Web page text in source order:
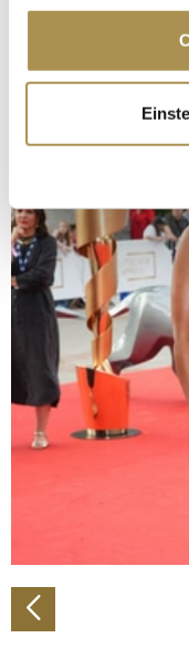
Cookie-Erklärung
Trigger Symbol
erfassen,
bestimmten
Erfahren Sie mehr
verarbeitet werden,
Abschnitt
Wir verwenden
personalisieren,
zu können und die
analysieren.
Verwendung
soziale Medien,
Partner führen
weiteren Daten
gesammelt haben.